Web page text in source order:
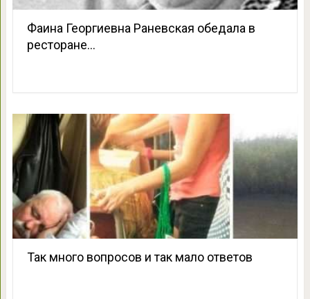
Фаина Георгиевна Раневская обедала в
ресторане…
Так много вопросов и так мало ответов